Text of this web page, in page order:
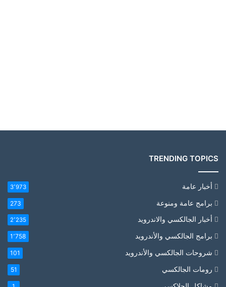
TRENDING TOPICS
أخبار عامة 3٬973
برامج عامة ومنوعة 273
أخبار الجالكسي والاندرويد 2٬235
برامج الجالكسي والأندرويد 1٬758
شروحات الجالكسي والأندرويد 101
رومات الجالكسي 51